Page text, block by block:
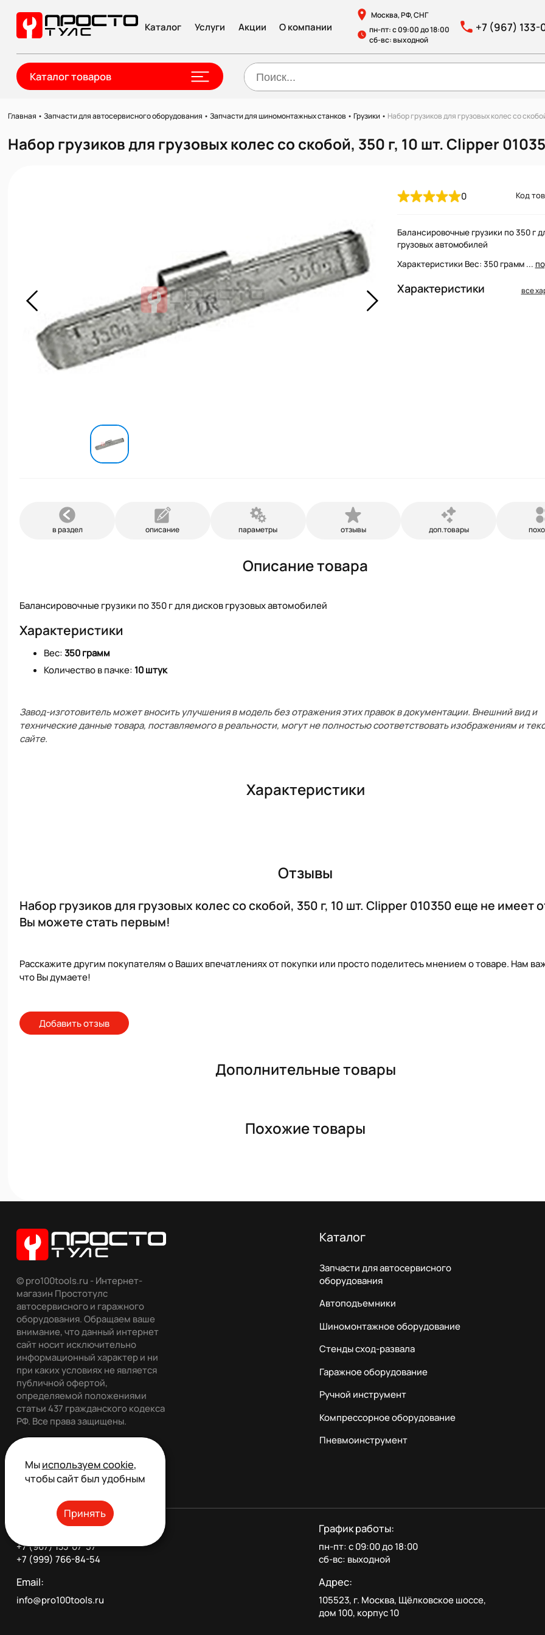
Каталог Услуги Акции О компании
Москва, РФ, СНГ
пн-пт: с 09:00 до 18:00
сб-вс: выходной
+7 (967) 133-
Каталог товаров
Главная •Запчасти для автосервисного оборудования •Запчасти для шиномонтажных станков •Грузики • Набор грузиков для грузовых колес со
Набор грузиков для грузовых колес со скобой, 350 г, 10 шт. Clipper
0 Код
Балансировочные грузики по 350 г
грузовых автомобилей
Характеристики Вес: 350 грамм ...
Характеристики все
в раздел описание параметры отзывы доп.товары
Описание товара
Балансировочные грузики по 350 г для дисков грузовых автомобилей
Характеристики
Вес:350 грамм
Количество в пачке: 10 штук
Завод-изготовитель может вносить улучшения в модель без отражения этих правок в документации. Внешний вид и
технические данные товара, поставляемого в реальности, могут не полностью соответствовать изображениям и
сайте.
Характеристики
Отзывы
Набор грузиков для грузовых колес со скобой, 350 г, 10 шт. Clipper 010350 еще не имеет
Вы можете стать первым!
Расскажите другим покупателям о Ваших впечатлениях от покупки или просто поделитесь мнением о товаре. Нам
что Вы думаете!
Добавить отзыв
Дополнительные товары
Похожие товары
© pro100tools.ru - Интернет-
магазин Простотулс
автосервисного и гаражного
оборудования. Обращаем ваше
внимание, что данный интернет
сайт носит исключительно
информационный характер и ни
при каких условиях не является
публичной офертой,
определяемой положениями
статьи 437 гражданского кодекса
РФ. Все права защищены.
Обратный звонок
Каталог
Запчасти для автосервисного
оборудования
Автоподъемники
Шиномонтажное оборудование
Стенды сход-развала
Гаражное оборудование
Ручной инструмент
Компрессорное оборудование
Пневмоинструмент
Телефон:
+7 (967) 133-07-57
+7 (999) 766-84-54
Email:
info@pro100tools.ru
График работы:
пн-пт: с 09:00 до 18:00
сб-вс: выходной
Адрес:
105523, г. Москва, Щёлковское шоссе,
дом 100, корпус 10
Мыиспользуем cookie,
чтобы сайт был удобным
Принять